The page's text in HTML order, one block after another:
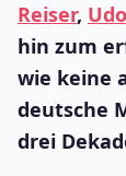
Reiser,
hin zum
wie keine
deutsche
drei